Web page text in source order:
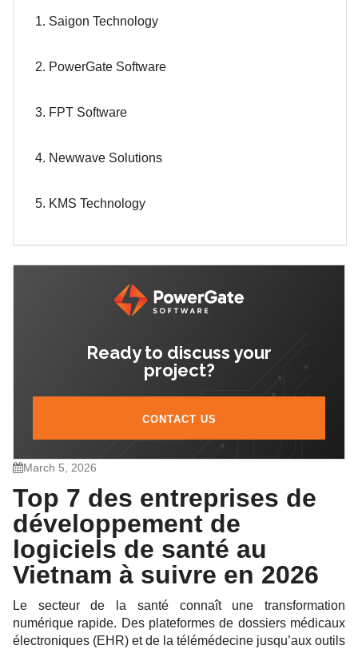
March 5, 2026
Top 7 des entreprises de
développement de
logiciels de santé au
Vietnam à suivre en 2026
Le secteur de la santé connaît une transformation
numérique rapide. Des plateformes de dossiers médicaux
électroniques (EHR) et de la télémédecine jusqu’aux outils
1. Saigon Technology
2. PowerGate Software
3. FPT Software
4. Newwave Solutions
5. KMS Technology
6. TMA Solutions
7. AgileTech Vietnam
Ready to discuss your
project?
CONTACT US